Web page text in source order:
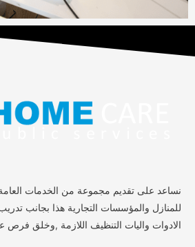
نساعد على تقديم مجموعة من الخدمات
للمنازل والمؤسسات التجارية هذا بجانب
الادوات واليات التنظيف اللازمة ,وخلق